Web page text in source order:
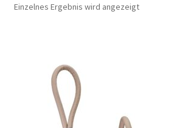
Einzelnes Ergebnis wird angezeigt